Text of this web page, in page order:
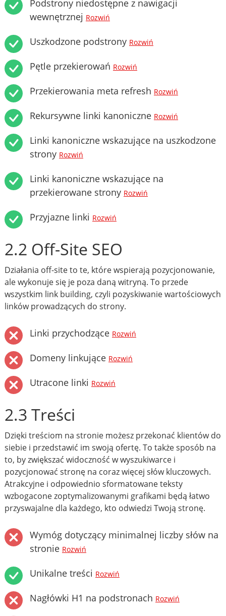
Podstrony niedostępne z nawigacji
wewnętrznej Rozwiń
Uszkodzone podstrony Rozwiń
Pętle przekierowań Rozwiń
Przekierowania meta refresh Rozwiń
Rekursywne linki kanoniczne Rozwiń
Linki kanoniczne wskazujące na uszkodzone
strony Rozwiń
Linki kanoniczne wskazujące na
przekierowane strony Rozwiń
Przyjazne linki Rozwiń
2.2 Off-Site SEO
Działania off-site to te, które wspierają pozycjonowanie,
ale wykonuje się je poza daną witryną. To przede
wszystkim link building, czyli pozyskiwanie wartościowych
linków prowadzących do strony.
Linki przychodzące Rozwiń
Domeny linkujące Rozwiń
Utracone linki Rozwiń
2.3 Treści
Dzięki treściom na stronie możesz przekonać klientów do
siebie i przedstawić im swoją ofertę. To także sposób na
to, by zwiększać widoczność w wyszukiwarce i
pozycjonować stronę na coraz więcej słów kluczowych.
Atrakcyjne i odpowiednio sformatowane teksty
wzbogacone zoptymalizowanymi grafikami będą łatwo
przyswajalne dla każdego, kto odwiedzi Twoją stronę.
Wymóg dotyczący minimalnej liczby słów na
stronie Rozwiń
Unikalne treści Rozwiń
Nagłówki H1 na podstronach Rozwiń